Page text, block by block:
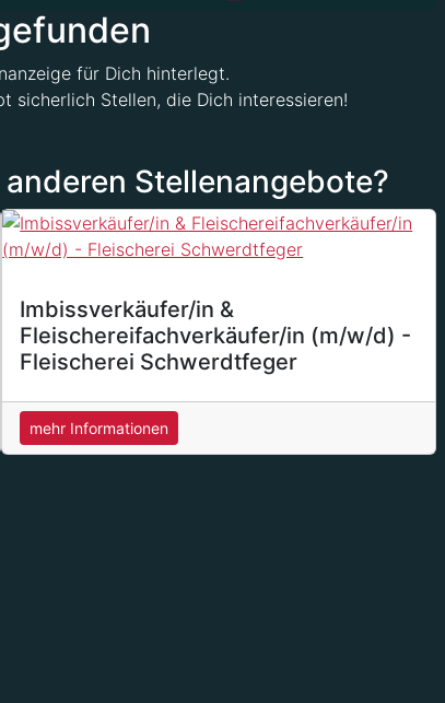
für Dich hinterlegt.
sicherlich Stellen, die Dich interessieren!
Stellenangebote?
Imbissverkäufer/in &
Fleischereifachverkäufer/in (m/w/d) -
Fleischerei Schwerdtfeger
mehr Informationen